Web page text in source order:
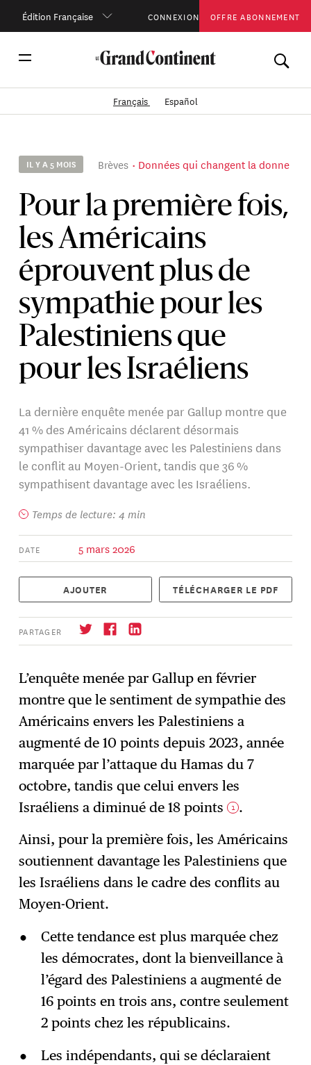
Édition Française CONNEXION OFFRE ABONNEMENT
Français Español
IL Y A 5 MOIS Brèves Données qui changent la donne
Pour la première fois,
les Américains
éprouvent plus de
sympathie pour les
Palestiniens que
pour les Israéliens
La dernière enquête menée par Gallup montre que
41 % des Américains déclarent désormais
sympathiser davantage avec les Palestiniens dans
le conflit au Moyen-Orient, tandis que 36 %
sympathisent davantage avec les Israéliens.
Temps de lecture: 4 min
DATE 5 mars 2026
AJOUTER TÉLÉCHARGER LE PDF
PARTAGER
→ S'abonner
L’enquête menée par Gallup en février
montre que le sentiment de sympathie des
Américains envers les Palestiniens a
augmenté de 10 points depuis 2023, année
marquée par l’attaque du Hamas du 7
octobre, tandis que celui envers les
Israéliens a diminué de 18 points 1 .
Ainsi, pour la première fois, les Américains
soutiennent davantage les Palestiniens que
les Israéliens dans le cadre des conflits au
Moyen-Orient.
Cette tendance est plus marquée chez
les démocrates, dont la bienveillance à
l’égard des Palestiniens a augmenté de
16 points en trois ans, contre seulement
2 points chez les républicains.
Les indépendants, qui se déclaraient